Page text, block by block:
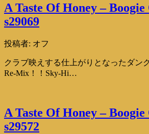
A Taste Of Honey –
s29069
投稿者: オフ
クラブ映えする仕上がりとなったダン
Re-Mix！！Sky-Hi…
A Taste Of Honey – Boogie
s29572